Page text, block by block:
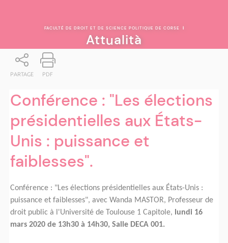
FACULTÉ DE DROIT ET DE SCIENCE POLITIQUE DE CORSE |
Attualità
PARTAGE PDF
Conférence : "Les élections
présidentielles aux États-
Unis : puissance et
faiblesses".
Conférence : "Les élections présidentielles aux États-Unis :
puissance et faiblesses", avec Wanda MASTOR, Professeur de
droit public à l'Université de Toulouse 1 Capitole,
lundi 16
mars 2020 de 13h30 à 14h30, Salle DECA 001.